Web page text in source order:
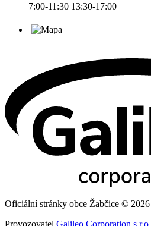
7:00-11:30 13:30-17:00
Oficiální stránky obce Žabčice © 2026
Provozovatel Galileo Corporation s.r.o.